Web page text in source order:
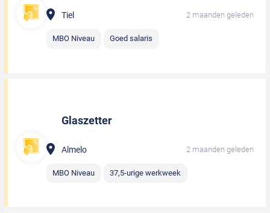
Tiel 2 maanden geleden
MBO Niveau Goed salaris
Glaszetter
Almelo 2 maanden geleden
MBO Niveau 37,5-urige werkweek